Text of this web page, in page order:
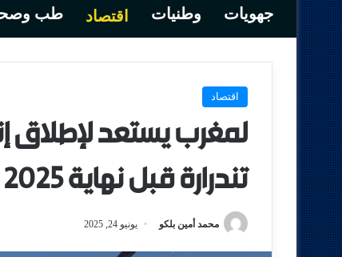
جهويات وطنيات اقتصاد طب
اقتصاد
لمغرب يستعد لإطلاق
تندرارة قبل نهاية 2025
محمد أمين بلكو يونيو 24, 2025